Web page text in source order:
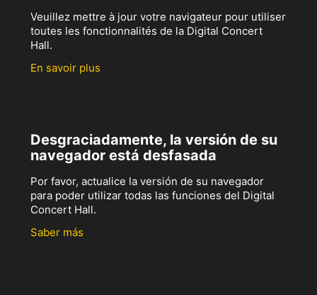
Veuillez mettre à jour votre navigateur pour utiliser
toutes les fonctionnalités de la Digital Concert
Hall.
En savoir plus
Desgraciadamente, la versión de su
navegador está desfasada
Por favor, actualice la versión de su navegador
para poder utilizar todas las funciones del Digital
Concert Hall.
Saber más